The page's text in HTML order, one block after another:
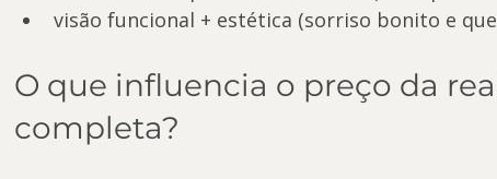
visão funcional + estética (sorriso bonito e
O que influencia o preço da
completa?